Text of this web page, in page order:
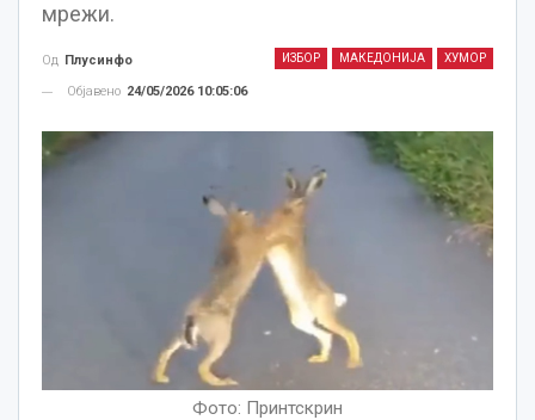
мрежи.
ИЗБОР МАКЕДОНИЈА ХУМОР
Од Плусинфо
Објавено 24/05/2026 10:05:06
Фото: Принтскрин